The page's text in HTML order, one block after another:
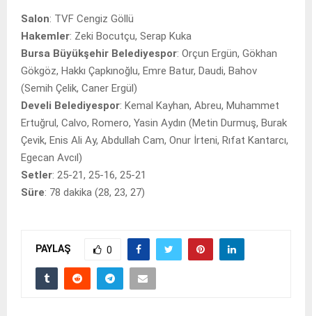
Salon: TVF Cengiz Göllü
Hakemler: Zeki Bocutçu, Serap Kuka
Bursa Büyükşehir Belediyespor: Orçun Ergün, Gökhan
Gökgöz, Hakkı Çapkınoğlu, Emre Batur, Daudi, Bahov
(Semih Çelik, Caner Ergül)
Develi Belediyespor: Kemal Kayhan, Abreu, Muhammet
Ertuğrul, Calvo, Romero, Yasin Aydın (Metin Durmuş, Burak
Çevik, Enis Ali Ay, Abdullah Cam, Onur İrteni, Rıfat Kantarcı,
Egecan Avcıl)
Setler: 25-21, 25-16, 25-21
Süre: 78 dakika (28, 23, 27)
PAYLAŞ 0